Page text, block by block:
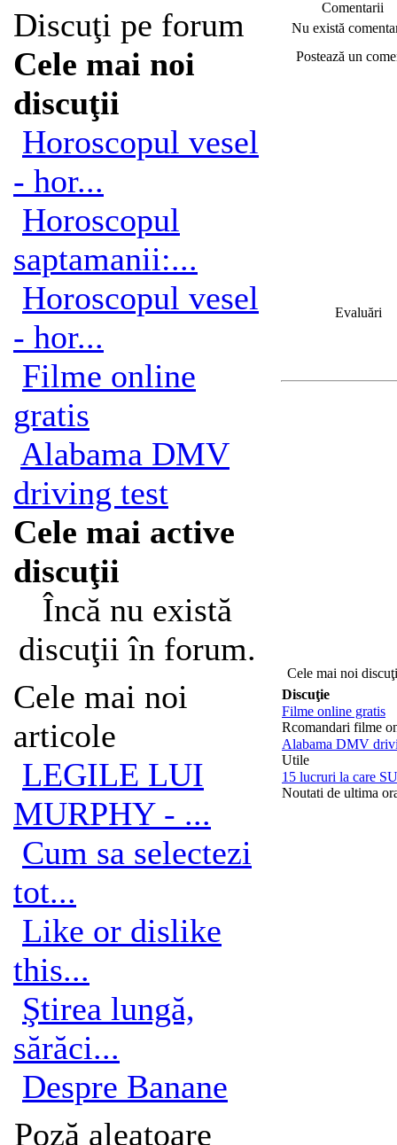
Discuţi pe forum
Cele mai noi
discuţii
Horoscopul vesel
- hor...
Horoscopul
saptamanii:...
Horoscopul vesel
- hor...
Filme online
gratis
Alabama DMV
driving test
Cele mai active
discuţii
Încă nu există
discuţii în forum.
Cele mai noi
articole
LEGILE LUI
MURPHY - ...
Cum sa selectezi
tot...
Like or dislike
this...
Ştirea lungă,
sărăci...
Despre Banane
Poză aleatoare
Comentarii
Nu există
Postează un
Evaluări
Cele mai noi
Discuţie
Filme online gratis
Rcomandari filme
Alabama DMV
Utile
15 lucruri la care
Noutati de ultima